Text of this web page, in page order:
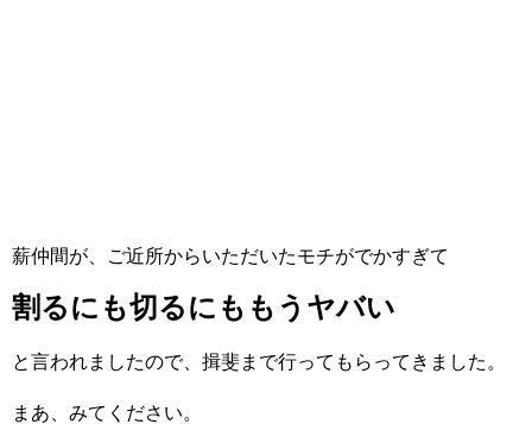
薪仲間が、ご近所からいただいたモチがでかすぎて
割るにも切るにももうヤバい
と言われましたので、揖斐まで行ってもらってきました。
まあ、みてください。